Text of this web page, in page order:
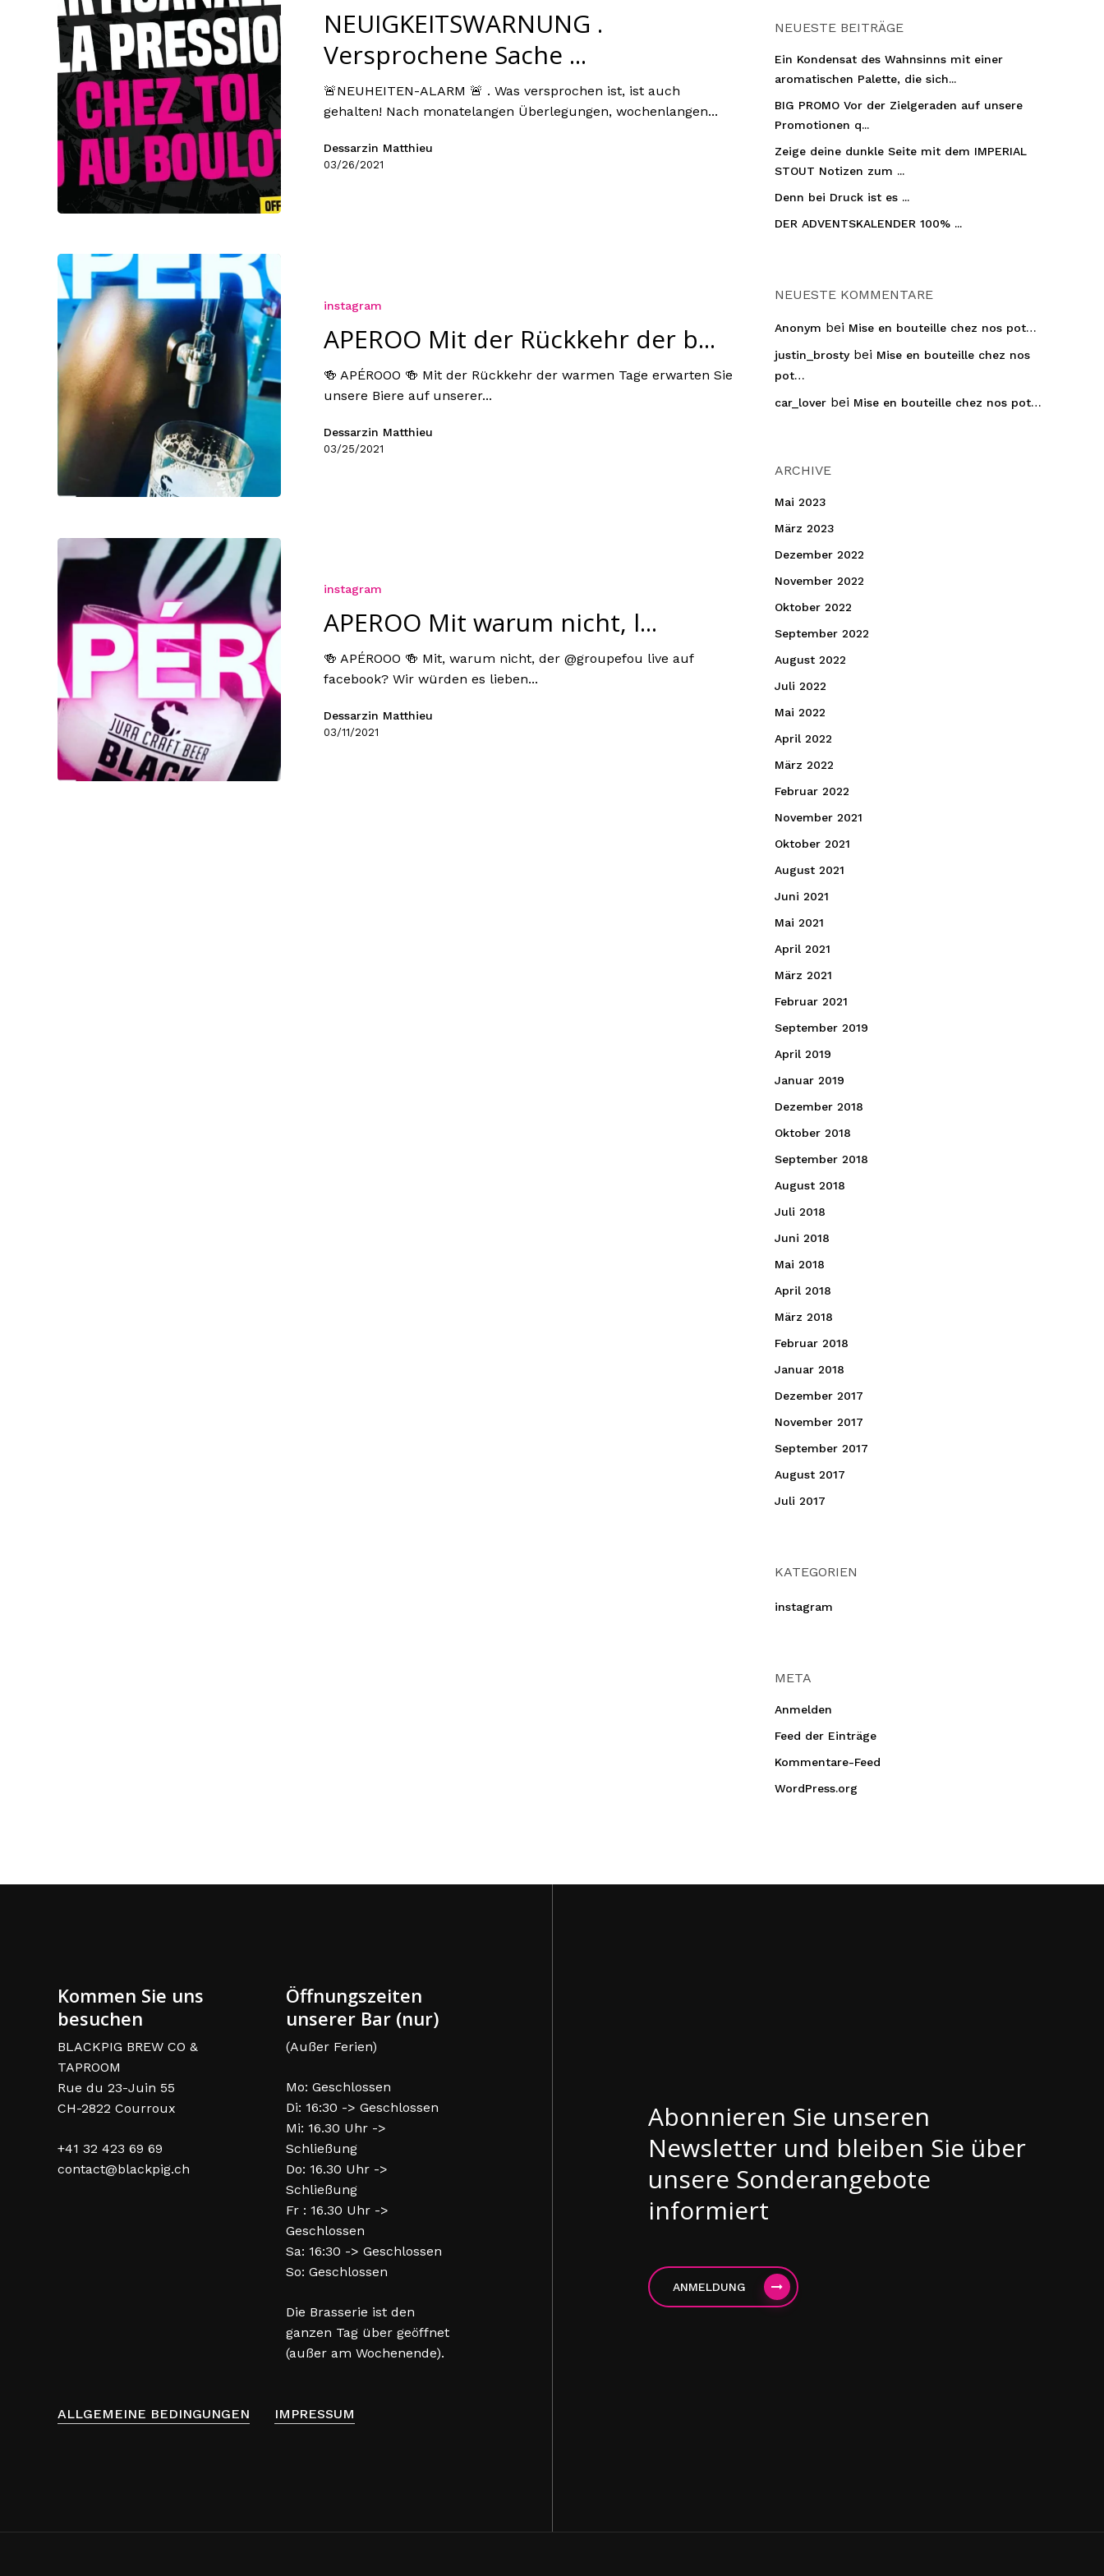
NEUIGKEITSWARNUNG .
Versprochene Sache ...
🚨NEUHEITEN-ALARM 🚨 . Was versprochen ist, ist auch
gehalten! Nach monatelangen Überlegungen, wochenlangen...
Dessarzin Matthieu
03/26/2021
instagram
APEROO Mit der Rückkehr der b...
🍻 APÉROOO 🍻 Mit der Rückkehr der warmen Tage erwarten Sie
unsere Biere auf unserer...
Dessarzin Matthieu
03/25/2021
instagram
APEROO Mit warum nicht, l...
🍻 APÉROOO 🍻 Mit, warum nicht, der @groupefou live auf
facebook? Wir würden es lieben...
Dessarzin Matthieu
03/11/2021
NEUESTE BEITRÄGE
Ein Kondensat des Wahnsinns mit einer
aromatischen Palette, die sich...
BIG PROMO Vor der Zielgeraden auf unsere
Promotionen q...
Zeige deine dunkle Seite mit dem IMPERIAL
STOUT Notizen zum ...
Denn bei Druck ist es ...
DER ADVENTSKALENDER 100% ...
NEUESTE KOMMENTARE
Anonym bei Mise en bouteille chez nos pot…
justin_brostybei Mise en bouteille chez nos
pot…
car_loverbei Mise en bouteille chez nos pot…
ARCHIVE
Mai 2023
März 2023
Dezember 2022
November 2022
Oktober 2022
September 2022
August 2022
Juli 2022
Mai 2022
April 2022
März 2022
Februar 2022
November 2021
Oktober 2021
August 2021
Juni 2021
Mai 2021
April 2021
März 2021
Februar 2021
September 2019
April 2019
Januar 2019
Dezember 2018
Oktober 2018
September 2018
August 2018
Juli 2018
Juni 2018
Mai 2018
April 2018
März 2018
Februar 2018
Januar 2018
Dezember 2017
November 2017
September 2017
August 2017
Juli 2017
KATEGORIEN
instagram
META
Anmelden
Feed der Einträge
Kommentare-Feed
WordPress.org
Kommen Sie uns
besuchen
BLACKPIG BREW CO &
TAPROOM
Rue du 23-Juin 55
CH-2822 Courroux
+41 32 423 69 69
contact@blackpig.ch
Öffnungszeiten
unserer Bar (nur)
(Außer Ferien)
Mo: Geschlossen
Di: 16:30 -> Geschlossen
Mi: 16.30 Uhr ->
Schließung
Do: 16.30 Uhr ->
Schließung
Fr : 16.30 Uhr ->
Geschlossen
Sa: 16:30 -> Geschlossen
So: Geschlossen
Die Brasserie ist den
ganzen Tag über geöffnet
(außer am Wochenende).
ALLGEMEINE BEDINGUNGEN IMPRESSUM
Abonnieren Sie unseren
Newsletter und bleiben Sie über
unsere Sonderangebote
informiert
ANMELDUNG